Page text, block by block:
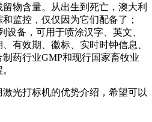
物含量。从出生到死亡，澳大利
监控，仅仅因为它们配备了；
设备，可用于喷涂汉字、英文、
有效期、徽标、实时时钟信息、
药行业GMP和现行国家畜牧业
打标机的优势介绍，希望可以